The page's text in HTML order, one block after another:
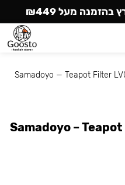
Samadoyo — Teapot Filter
Samadoyo –
בהזמנה מעל ₪449